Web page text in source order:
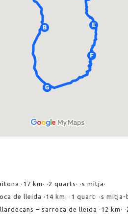
·17 km· ·2 quarts· ·s mitja·
de lleida ·14 km· ·1 quart· ·s mitja-
– sarroca de lleida ·12 km·